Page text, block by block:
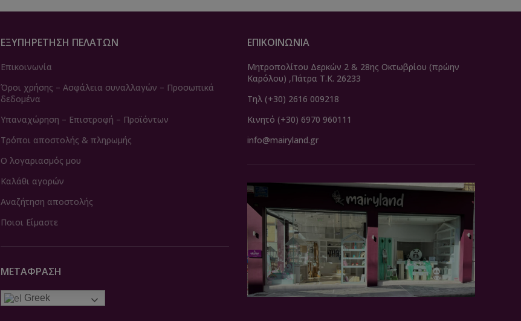
ΕΞΥΠΗΡΈΤΗΣΗ ΠΕΛΑΤΏΝ
Επικοινωνία
Όροι χρήσης – Ασφάλεια συναλλαγών – Προσωπικά
δεδομένα
Υπαναχώρηση – Επιστροφή – Προϊόντων
Τρόποι αποστολής & πληρωμής
Ο λογαριασμός μου
Καλάθι αγορών
Αναζήτηση αποστολής
Ποιοι Είμαστε
ΜΕΤΆΦΡΑΣΗ
Greek
ΕΠΙΚΟΙΝΩΝΙΑ
Μητροπολίτου Δερκών 2 & 28ης Οκτωβρίου (πρώην
Καρόλου) ,Πάτρα Τ.Κ. 26233
Τηλ (+30) 2616 009218
Κινητό (+30) 6970 960111
info@mairyland.gr